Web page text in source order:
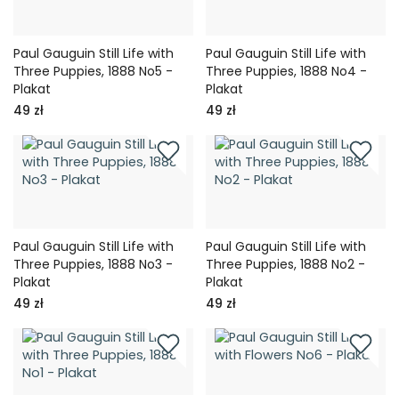
Paul Gauguin Still Life with
Three Puppies, 1888 No5 -
Plakat
49 zł
Paul Gauguin Still Life with
Three Puppies, 1888 No4 -
Plakat
49 zł
Paul Gauguin Still Life with
Three Puppies, 1888 No3 -
Plakat
49 zł
Paul Gauguin Still Life with
Three Puppies, 1888 No2 -
Plakat
49 zł